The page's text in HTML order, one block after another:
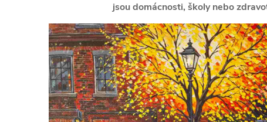
jsou domácnosti, školy nebo